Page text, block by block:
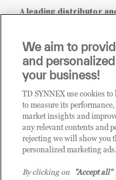
A leading distributor
it.tdsynnex.com|
CATEGORIE
Categorie
We aim to
and
your business!
TD SYNNEX use cookies
to measure its
market insights and
any relevant contents and
rejecting we will show you
personalized marketing ads.
By clicking on "Accept all"